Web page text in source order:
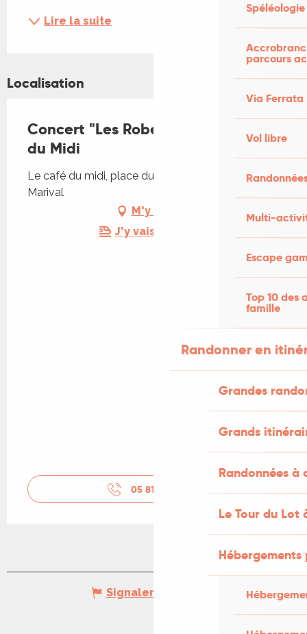
Spéléologie
parcours
Via Ferrata
Vol libre
Multi-
Escape
Top 10 des
famille
Randonner en
Grandes
Grands
Randonnées
Le Tour du Lot
Lire la suite
Localisation
Concert "Les Robertson's" au Café
du Midi
Le café du midi, place du fort, 46120 Lacapelle-
Marival
M'y rendre
J'y vais en train !
05 81 24 05
Signaler une erreur